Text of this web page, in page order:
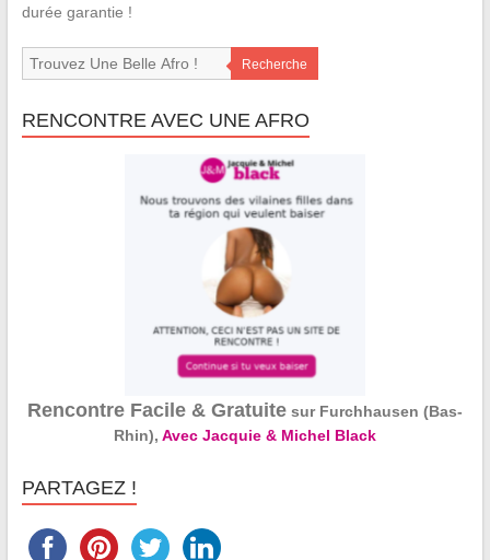
durée garantie !
Recherche
RENCONTRE AVEC UNE AFRO
Rencontre Facile & Gratuitesur Furchhausen (Bas-
Rhin), Avec Jacquie & Michel Black
PARTAGEZ !